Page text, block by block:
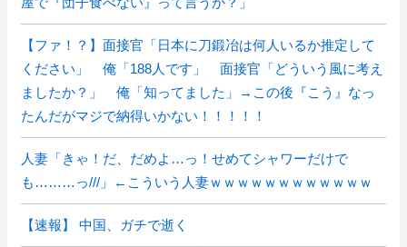
【ファ！？】面接官「日本に刀鍛冶は何人いるか推定して
ください」 俺「188人です」 面接官「どういう風に考え
ましたか？」 俺「知ってました」→この後『こう』なっ
たんだがマジで納得いかない！！！！！
人妻「きゃ！だ、だめよ…っ！せめてシャワーだけで
も………っ///」←こういう人妻ｗｗｗｗｗｗｗｗｗｗｗｗ
【速報】 中国、ガチで逝く